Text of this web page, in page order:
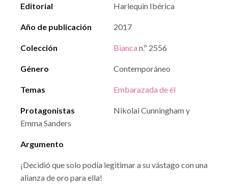
Editorial Harlequin Ibérica
Año de publicación 2017
Colección Bianca n.º 2556
Género Contemporáneo
Temas Embarazada de él
Protagonistas
Nikolai Cunningham y
Emma Sanders
Argumento
¡Decidió que solo podía legitimar a su vástago con una
alianza de oro para ella!